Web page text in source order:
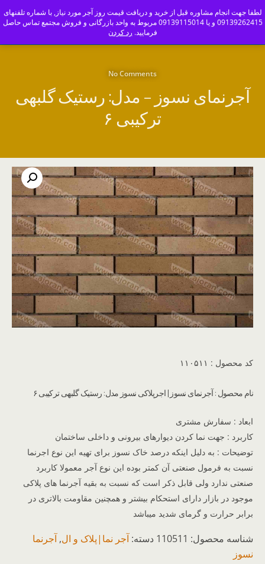
ajoranco_zapas
کارخانه آجر سفال و آجرنما اصفهان-09139115014
No Comments
آجرنمای نسوز – مدل: رستیک گلبهی
ترکیبی ۶
کد محصول : ۱۱۰۵۱۱
نام محصول : آجرنمای نسوز | اجرپلاکی نسوز مدل: رستیک گلبهی ترکیبی ۶
ابعاد : سفارش مشتری
کاربرد : جهت نما کردن دیوارهای بیرونی و داخلی ساختمان
توضیحات : به دلیل اینکه درصد خاک نسوز برای تهیه این نوع اجرنما
نسبت به فرمول صنعتی آن کمتر بوده این نوع آجر معمولا کاربرد
صنعتی ندارد ولی قابل ذکر است که نسبت به بقیه آجرنما های پلاکی
موجود در بازار دارای استحکام بیشتر و همچنین مقاومت بالاتری در
برابر حرارت و گرمای شدید میباشد
شناسه محصول: 110511 دسته: آجر نما|پلاک و ال, آجرنما
نسوز
لطفا جهت انجام مشاوره قبل از خرید و دریافت قیمت روز آجر مورد نیاز, با شماره تلفنهای
09139262415 و یا 09139115014 مربوط به واحد بازرگانی و فروش مجتمع تماس حاصل
فرمایید. رد کردن